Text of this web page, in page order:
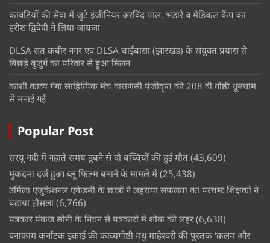
कांवड़ियों की सेवा में जुटे इंजीनियर अरविंद पाल, भंडारे व मेडिकल कैंप का
हरीश द्विवेदी ने लिया जायजा
DLSA संत कबीर नगर एवं DLSA चाईबासा (झारखंड) के संयुक्त प्रयास से
बिछड़े बुजुर्ग का परिवार से हुआ मिलन
काशी काव्य गंगा साहित्यिक मंच वाराणसी पंजीकृत की 208 वीं गोष्ठी धूमधाम
से मनाई गई
Popular Post
सरयू नदी में नहाते समय डूबने से दो बच्चियों की हुई मौत (43,609)
मुकदमा दर्ज हुआ ब्लू फिल्म बनाने के मामले में (25,438)
उर्मिला एजुकेशनल एकेडमी के छात्रों ने लहराया सफलता का परचमः शिक्षकों ने
बढाया हौसला (6,766)
पत्रकार पंकज सोनी के निधन से पत्रकारों में शोक की लहर (6,638)
वनाकाम कर्नाटक इकाई की काव्यगोष्ठी मधु माहेश्वरी की पुस्तक ‘क़लम और